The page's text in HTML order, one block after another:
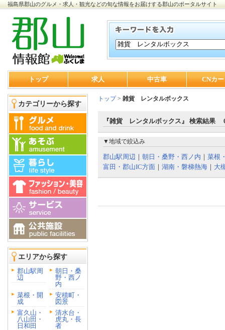
福島県郡山のグルメ・求人・観光などの旬な情報をお届けする郡山のポータルサイト
トップ 求人 中古車 CNカ
カテゴリーから探す
エリアから探す
郡山駅周
辺
朝日・桑
野・西ノ
内
菜根・開
成
安積町・
図景
富久山・
八山田・
日和田
清水台・
虎丸・長
者
トップ> 雑貨 レンタルボックス
『雑貨 レンタルボックス』 検索結果
▼地域で絞込み
郡山駅周辺 ｜ 朝日・桑野・西ノ内 ｜ 菜根
富田・郡山IC方面 ｜ 湖南・磐梯熱海 ｜ 大